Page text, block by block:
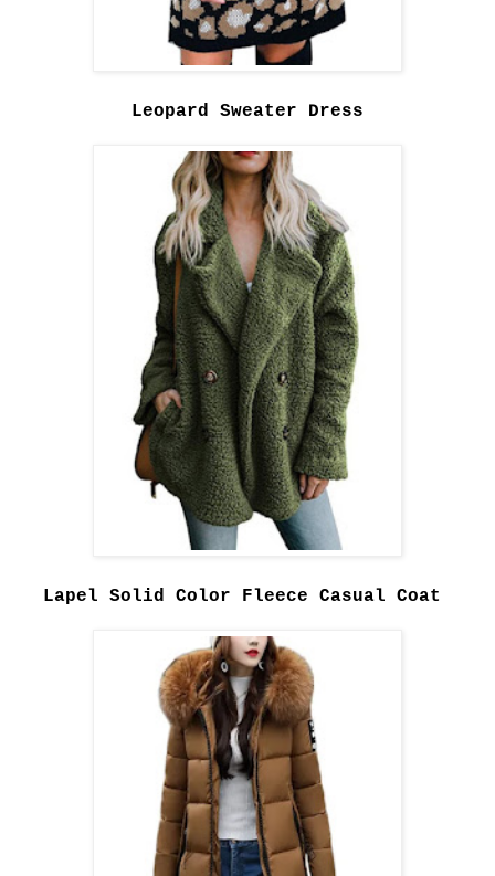
Leopard Sweater Dress
Lapel Solid Color Fleece Casual Coat